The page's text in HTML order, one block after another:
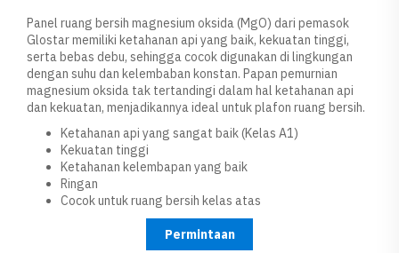
Panel ruang bersih magnesium oksida (MgO) dari pemasok
Glostar memiliki ketahanan api yang baik, kekuatan tinggi,
serta bebas debu, sehingga cocok digunakan di lingkungan
dengan suhu dan kelembaban konstan. Papan pemurnian
magnesium oksida tak tertandingi dalam hal ketahanan api
dan kekuatan, menjadikannya ideal untuk plafon ruang bersih.
Ketahanan api yang sangat baik (Kelas A1)
Kekuatan tinggi
Ketahanan kelembapan yang baik
Ringan
Cocok untuk ruang bersih kelas atas
Permintaan